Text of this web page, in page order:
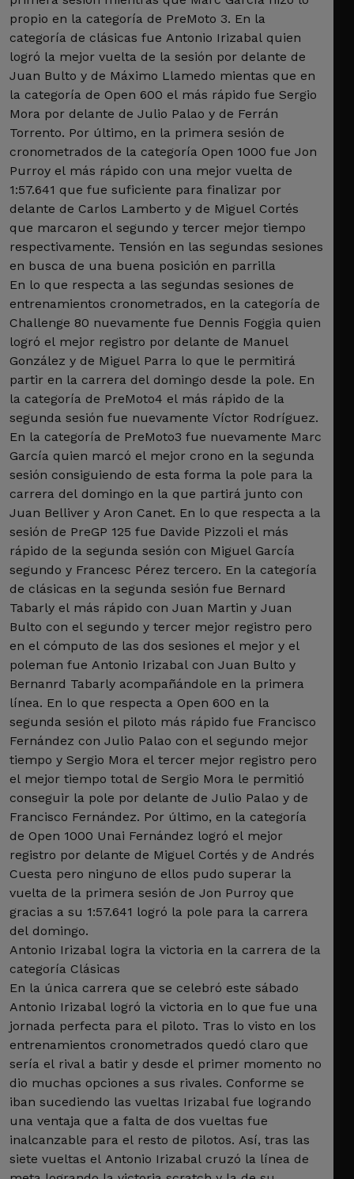
propio en la categoría de PreMoto 3. En la
categoría de clásicas fue Antonio Irizabal quien
logró la mejor vuelta de la sesión por delante de
Juan Bulto y de Máximo Llamedo mientas que en
la categoría de Open 600 el más rápido fue Sergio
Mora por delante de Julio Palao y de Ferrán
Torrento. Por último, en la primera sesión de
cronometrados de la categoría Open 1000 fue Jon
Purroy el más rápido con una mejor vuelta de
1:57.641 que fue suficiente para finalizar por
delante de Carlos Lamberto y de Miguel Cortés
que marcaron el segundo y tercer mejor tiempo
respectivamente. Tensión en las segundas sesiones
en busca de una buena posición en parrilla
En lo que respecta a las segundas sesiones de
entrenamientos cronometrados, en la categoría de
Challenge 80 nuevamente fue Dennis Foggia quien
logró el mejor registro por delante de Manuel
González y de Miguel Parra lo que le permitirá
partir en la carrera del domingo desde la pole. En
la categoría de PreMoto4 el más rápido de la
segunda sesión fue nuevamente Víctor Rodríguez.
En la categoría de PreMoto3 fue nuevamente Marc
García quien marcó el mejor crono en la segunda
sesión consiguiendo de esta forma la pole para la
carrera del domingo en la que partirá junto con
Juan Belliver y Aron Canet. En lo que respecta a la
sesión de PreGP 125 fue Davide Pizzoli el más
rápido de la segunda sesión con Miguel García
segundo y Francesc Pérez tercero. En la categoría
de clásicas en la segunda sesión fue Bernard
Tabarly el más rápido con Juan Martin y Juan
Bulto con el segundo y tercer mejor registro pero
en el cómputo de las dos sesiones el mejor y el
poleman fue Antonio Irizabal con Juan Bulto y
Bernanrd Tabarly acompañándole en la primera
línea. En lo que respecta a Open 600 en la
segunda sesión el piloto más rápido fue Francisco
Fernández con Julio Palao con el segundo mejor
tiempo y Sergio Mora el tercer mejor registro pero
el mejor tiempo total de Sergio Mora le permitió
conseguir la pole por delante de Julio Palao y de
Francisco Fernández. Por último, en la categoría
de Open 1000 Unai Fernández logró el mejor
registro por delante de Miguel Cortés y de Andrés
Cuesta pero ninguno de ellos pudo superar la
vuelta de la primera sesión de Jon Purroy que
gracias a su 1:57.641 logró la pole para la carrera
del domingo.
Antonio Irizabal logra la victoria en la carrera de la
categoría Clásicas
En la única carrera que se celebró este sábado
Antonio Irizabal logró la victoria en lo que fue una
jornada perfecta para el piloto. Tras lo visto en los
entrenamientos cronometrados quedó claro que
sería el rival a batir y desde el primer momento no
dio muchas opciones a sus rivales. Conforme se
iban sucediendo las vueltas Irizabal fue logrando
una ventaja que a falta de dos vueltas fue
inalcanzable para el resto de pilotos. Así, tras las
siete vueltas el Antonio Irizabal cruzó la línea de